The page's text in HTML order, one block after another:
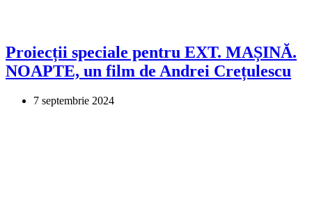
Proiecții speciale pentru EXT. MAȘINĂ.
NOAPTE, un film de Andrei Crețulescu
7 septembrie 2024